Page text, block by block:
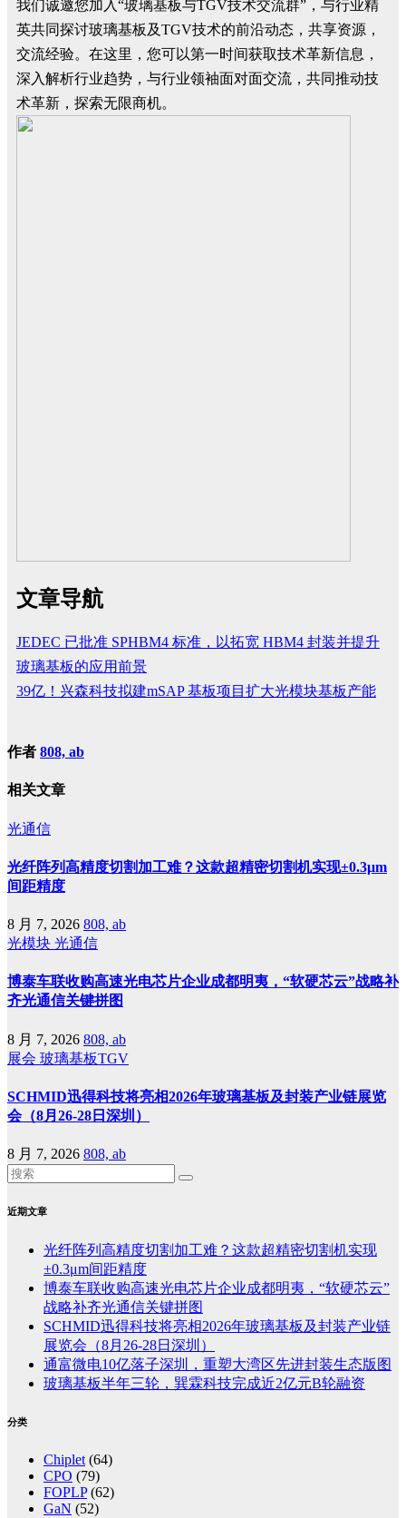
我们诚邀您加入“玻璃基板与TGV技术交流群”，与行业精
英共同探讨玻璃基板及TGV技术的前沿动态，共享资源，
交流经验。在这里，您可以第一时间获取技术革新信息，
深入解析行业趋势，与行业领袖面对面交流，共同推动技
术革新，探索无限商机。
文章导航
JEDEC 已批准 SPHBM4 标准，以拓宽 HBM4 封装并提升
玻璃基板的应用前景
39亿！兴森科技拟建mSAP 基板项目扩大光模块基板产能
作者 808, ab
相关文章
光通信
光纤阵列高精度切割加工难？这款超精密切割机实现±0.3μm
间距精度
8 月 7, 2026 808, ab
光模块 光通信
博泰车联收购高速光电芯片企业成都明夷，“软硬芯云”战略补
齐光通信关键拼图
8 月 7, 2026 808, ab
展会 玻璃基板TGV
SCHMID迅得科技将亮相2026年玻璃基板及封装产业链展览
会（8月26-28日深圳）
8 月 7, 2026 808, ab
近期文章
光纤阵列高精度切割加工难？这款超精密切割机实现
±0.3μm间距精度
博泰车联收购高速光电芯片企业成都明夷，“软硬芯云”
战略补齐光通信关键拼图
SCHMID迅得科技将亮相2026年玻璃基板及封装产业链
展览会（8月26-28日深圳）
通富微电10亿落子深圳，重塑大湾区先进封装生态版图
玻璃基板半年三轮，巽霖科技完成近2亿元B轮融资
分类
Chiplet (64)
CPO (79)
FOPLP(62)
GaN (52)